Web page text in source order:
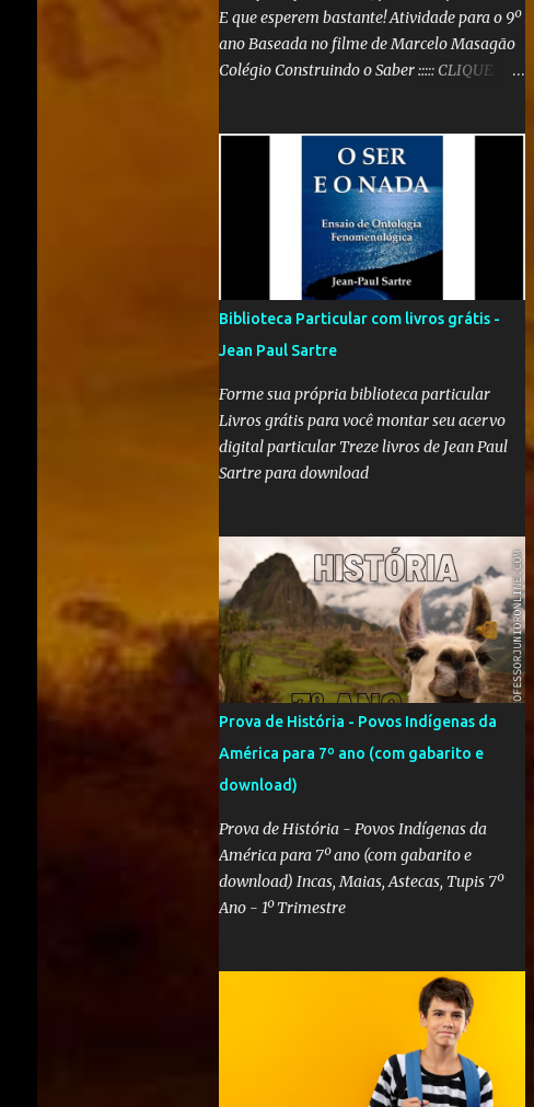
E que esperem bastante! Atividade para o 9º
ano Baseada no filme de Marcelo Masagão
Colégio Construindo o Saber ::::: CLIQUE
'Nós que aqui estamos, por vós esperamos' é
"um filme-memória do século XX, a partir
de recortes bibliográficos de pequenos e
grandes personagens". Documentário
brasileiro lançado em 1999, o filme mostra
como os grandes acontecimentos são
repletos de inúmeras histórias menores
(mas não menos importantes) que passam
despercebidas na maioria das vezes. Sem
dúvida alguma, este é um dos filmes mais
poéticos da produção brasileira. A beleza
está na combinação das imagens, nos curtos
e certeiros textos e, principalmente, na
É possível atrair a atenção dos alunos com
um filme destoante das grandes pr...
Biblioteca Particular com livros grátis -
Jean Paul Sartre
Forme sua própria biblioteca particular
Livros grátis para você montar seu acervo
digital particular Treze livros de Jean Paul
Sartre para download
Prova de História - Povos Indígenas da
América para 7º ano (com gabarito e
download)
Prova de História - Povos Indígenas da
América para 7º ano (com gabarito e
download) Incas, Maias, Astecas, Tupis 7º
Ano - 1º Trimestre